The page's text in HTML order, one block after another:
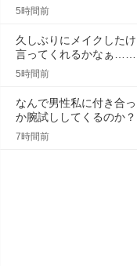
5時間前
久しぶりにメイクした
言ってくれるかなぁ……
5時間前
なんで男性私に付き合
か腕試ししてくるのか
7時間前